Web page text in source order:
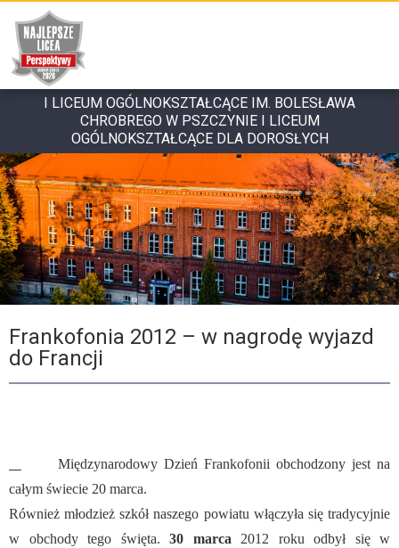
I LICEUM OGÓLNOKSZTAŁCĄCE IM. BOLESŁAWA
CHROBREGO W PSZCZYNIE I LICEUM
OGÓLNOKSZTAŁCĄCE DLA DOROSŁYCH
Frankofonia 2012 – w nagrodę wyjazd
do Francji
Międzynarodowy Dzień Frankofonii obchodzony jest na
całym świecie 20 marca.
Również młodzież szkół naszego powiatu włączyła się tradycyjnie
w obchody tego święta. 30 marca 2012 roku odbył się w